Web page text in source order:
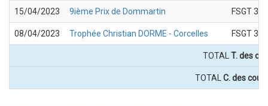
15/04/2023 9ième Prix de Dommartin FSGT 3
08/04/2023 Trophée Christian DORME - Corcelles FSGT 3
TOTAL T. des
TOTAL C. des